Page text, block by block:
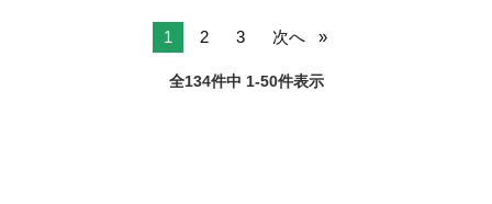
1 2 3 次へ
全134件中 1-50件表示